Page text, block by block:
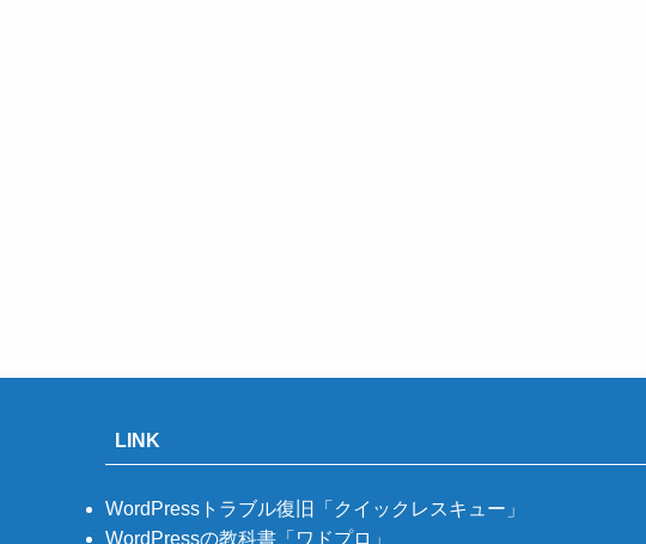
LINK
WordPressトラブル復旧「クイックレスキュー」
WordPressの教科書「ワドプロ」